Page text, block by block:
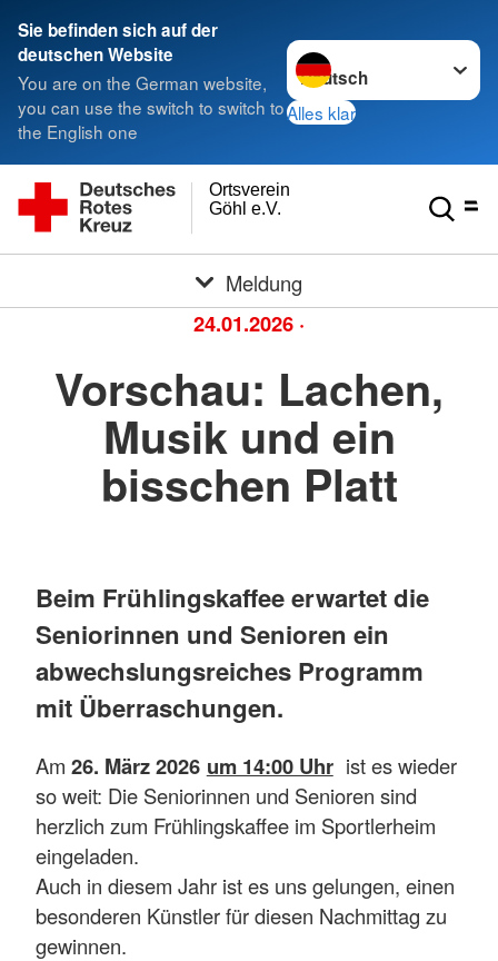
Sie befinden sich auf der
deutschen Website
You are on the German website,
you can use the switch to switch to
the English one
Sprache wechseln zu
Alles klar
Göhl e.V.
Ortsverein
Meldung
24.01.2026 ·
Vorschau: Lachen,
Musik und ein
bisschen Platt
Beim Frühlingskaffee erwartet die
Seniorinnen und Senioren ein
abwechslungsreiches Programm
mit Überraschungen.
Am 26. März 2026 um 14:00 Uhr ist es wieder
so weit: Die Seniorinnen und Senioren sind
herzlich zum Frühlingskaffee im Sportlerheim
eingeladen.
Auch in diesem Jahr ist es uns gelungen, einen
besonderen Künstler für diesen Nachmittag zu
gewinnen.